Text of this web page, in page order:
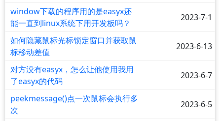
window下载的程序用的是easyx还
能一直到linux系统下用开发板吗？
2023-7-1
如何隐藏鼠标光标锁定窗口并获取鼠
标移动差值
2023-6-13
对方没有easyx，怎么让他使用我用
了easyx的代码
2023-6-7
peekmessage()点一次鼠标会执行多
次
2023-6-5